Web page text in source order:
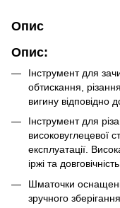
Опис
Опис:
Інструмент для
обтискання,
вигину відповідно
Інструмент для
високовуглецевої
експлуатації.
іржі та
Шматочки
зручного